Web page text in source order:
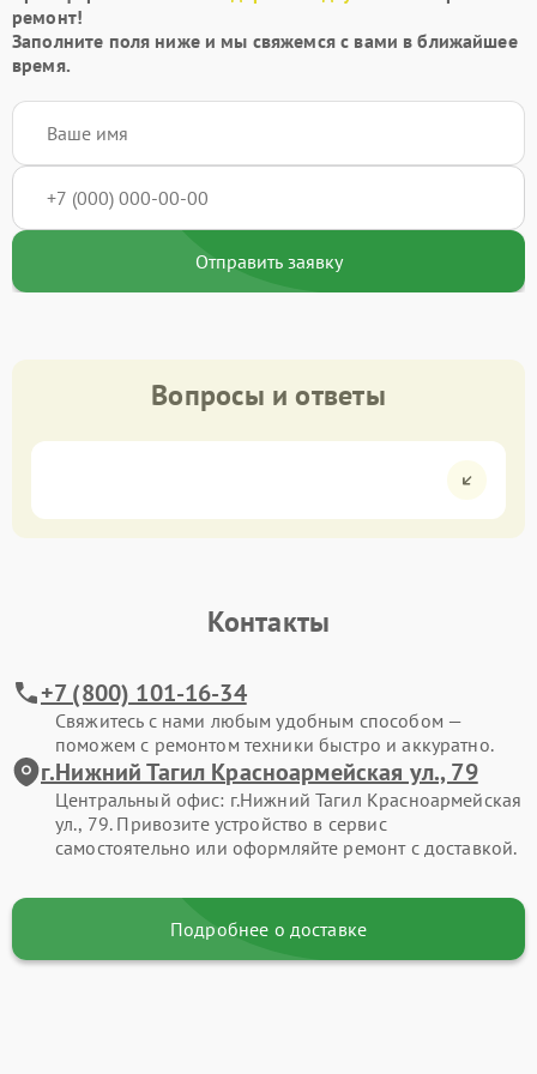
ремонт!
Заполните поля ниже и мы свяжемся с вами в ближайшее
время.
Отправить заявку
Вопросы и ответы
Контакты
+7 (800) 101-16-34
Свяжитесь с нами любым удобным способом —
поможем с ремонтом техники быстро и аккуратно.
г.Нижний Тагил Красноармейская ул., 79
Центральный офис: г.Нижний Тагил Красноармейская
ул., 79. Привозите устройство в сервис
самостоятельно или оформляйте ремонт с доставкой.
Подробнее о доставке